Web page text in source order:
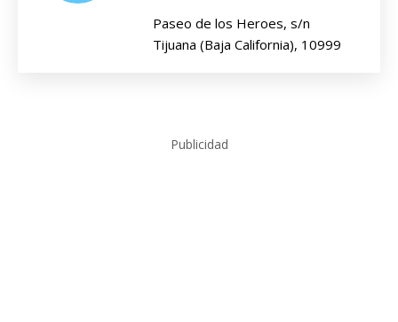
Paseo de los Heroes, s/n
Tijuana (Baja California), 10999
Publicidad